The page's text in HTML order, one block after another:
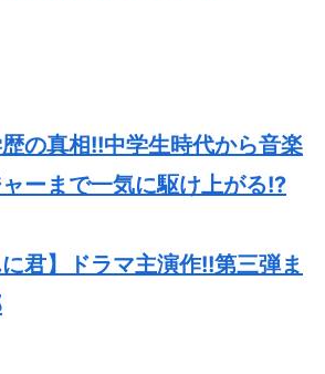
歴の真相!!中学生時代から音楽
ーまで一気に駆け上がる!?
に君】ドラマ主演作!!第三弾ま